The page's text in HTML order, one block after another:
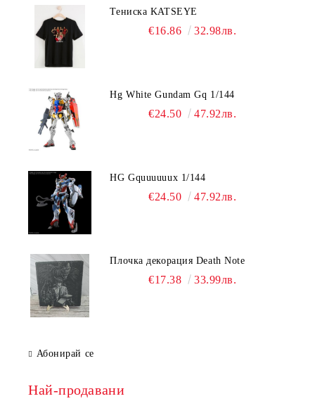
Тениска KATSEYE
€16.86 32.98лв.
Hg White Gundam Gq 1/144
€24.50 47.92лв.
HG Gquuuuuux 1/144
€24.50 47.92лв.
Плочка декорация Death Note
€17.38 33.99лв.
Абонирай се
Най-продавани